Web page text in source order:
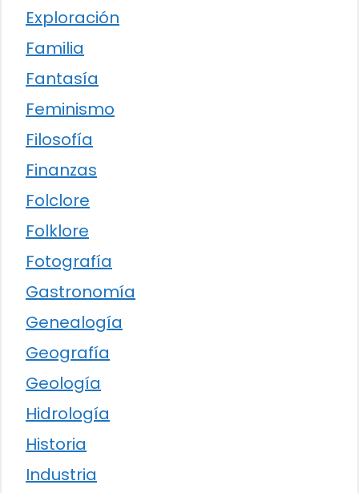
Exploración
Familia
Fantasía
Feminismo
Filosofía
Finanzas
Folclore
Folklore
Fotografía
Gastronomía
Genealogía
Geografía
Geología
Hidrología
Historia
Industria